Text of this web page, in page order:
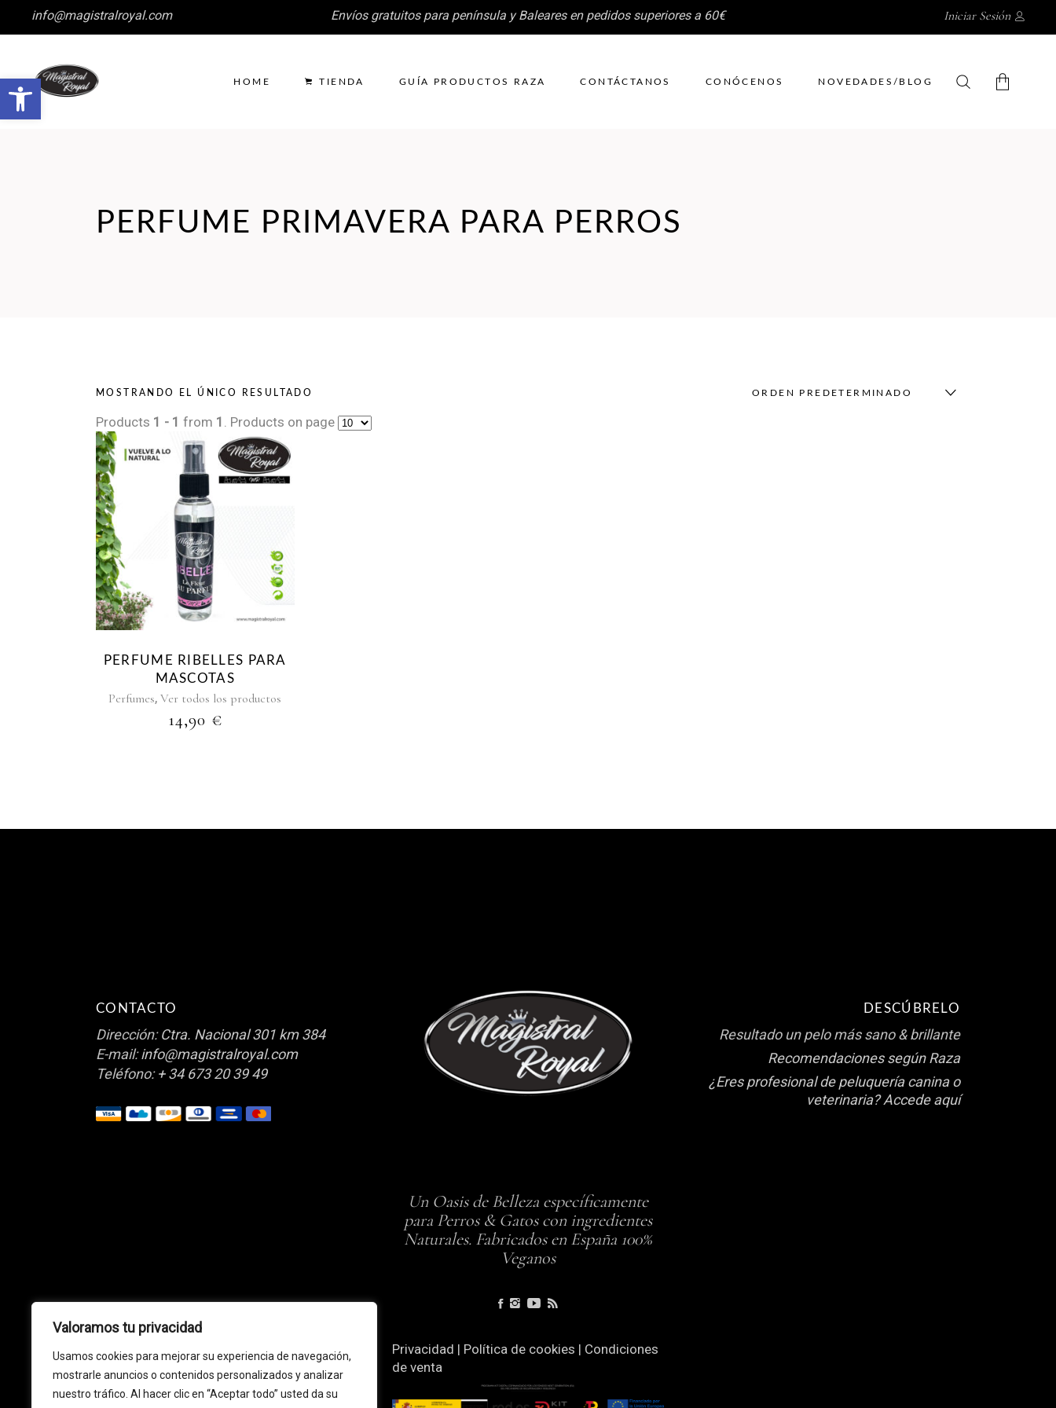
Abrir barra de herramientas
Valoramos tu privacidad
Usamos cookies para mejorar su experiencia de navegación,
mostrarle anuncios o contenidos personalizados y analizar
nuestro tráfico. Al hacer clic en “Aceptar todo” usted da su
info@magistralroyal.com Envíos gratuitos para península y Baleares en pedidos superiores a 60€ Iniciar Sesión
HOME TIENDA GUÍA PRODUCTOS RAZA CONTÁCTANOS CONÓCENOS NOVEDADES/BLOG
PERFUME PRIMAVERA PARA PERROS
MOSTRANDO EL ÚNICO RESULTADO ORDEN PREDETERMINADO
Products 1 - 1 from 1 . Products on page
PERFUME RIBELLES PARA
MASCOTAS
Perfumes,Ver todos los productos
14,90 €
CONTACTO
Dirección:Ctra. Nacional 301 km 384
E-mail:info@magistralroyal.com
Teléfono:+ 34 673 20 39 49
Un Oasis de Belleza específicamente
para Perros & Gatos con ingredientes
Naturales. Fabricados en España 100%
Veganos
Privacidad | Política de cookies | Condiciones
de venta
DESCÚBRELO
Resultado un pelo más sano & brillante
Recomendaciones según Raza
¿Eres profesional de peluquería canina o
veterinaria? Accede aquí